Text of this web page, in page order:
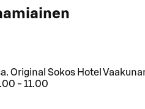
Sokos Hotel
- 11.00